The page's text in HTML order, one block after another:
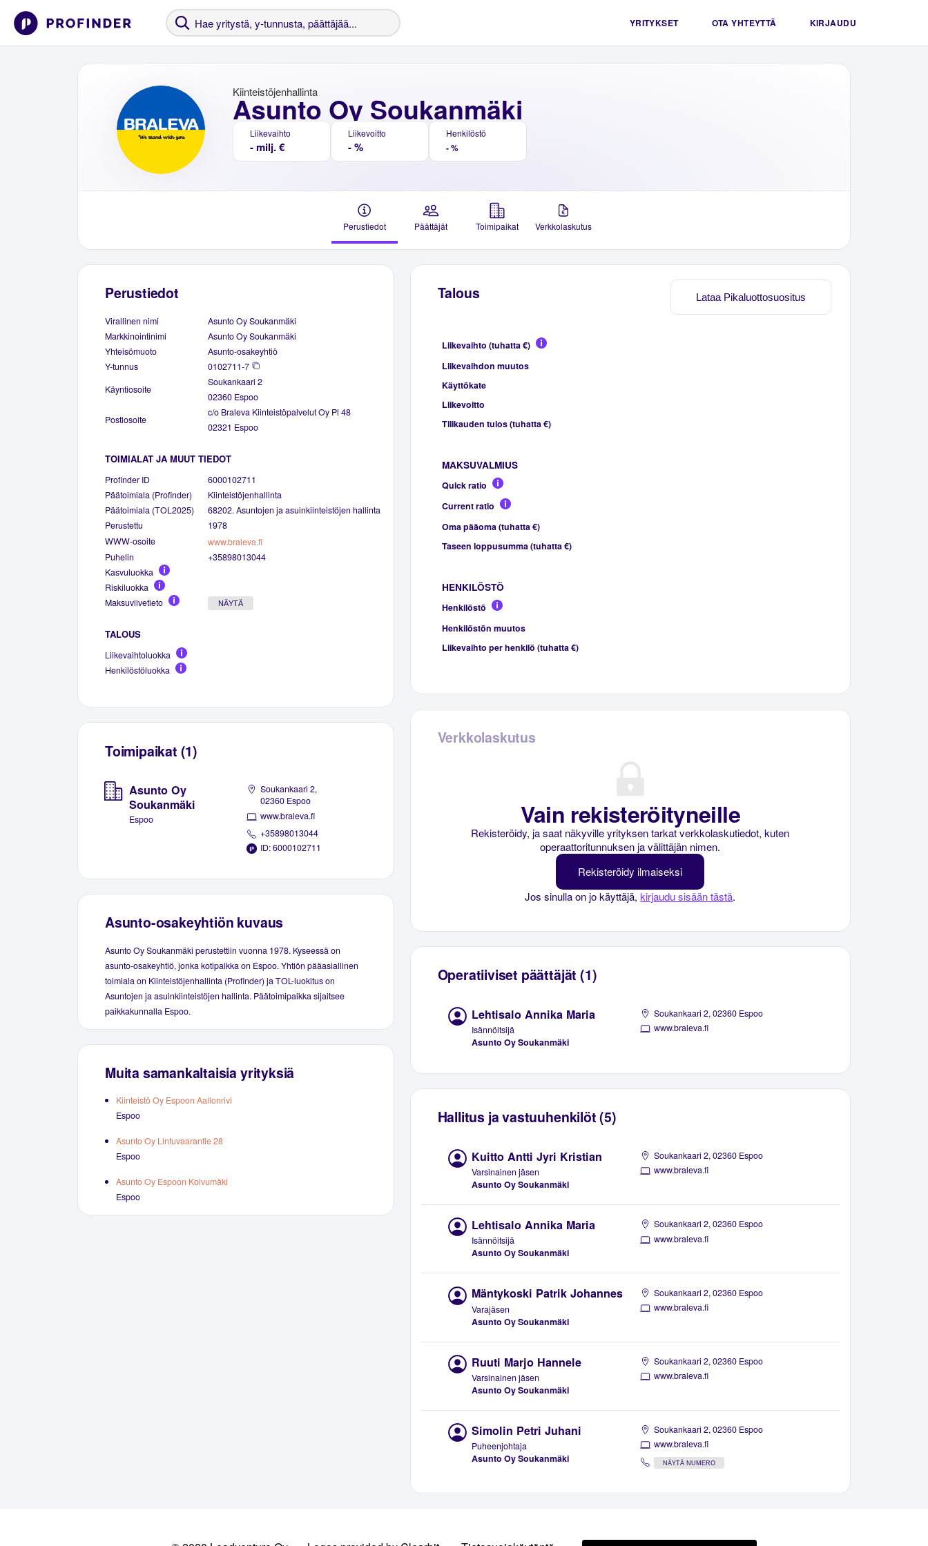
YRITYKSET OTA YHTEYTTÄ KIRJAUDU
Asunto Oy Soukanmäki
Kiinteistöjenhallinta
Liikevaihto
- milj. €
Liikevoitto
- %
Henkilöstö
- %
Perustiedot Päättäjät Toimipaikat Verkkolaskutus
Perustiedot
Virallinen nimi
Asunto Oy Soukanmäki
Markkinointinimi
Asunto Oy Soukanmäki
Yhteisömuoto
Asunto-osakeyhtiö
Y-tunnus
0102711-7
Käyntiosoite
Soukankaari 2
02360 Espoo
Postiosoite
c/o Braleva Kiinteistöpalvelut Oy Pl 48
02321 Espoo
TOIMIALAT JA MUUT TIEDOT
Profinder ID
6000102711
Päätoimiala (Profinder)
Kiinteistöjenhallinta
Päätoimiala (TOL2025)
68202. Asuntojen ja asuinkiinteistöjen hallinta
Perustettu
1978
WWW-osoite
www.braleva.fi
Puhelin
+35898013044
Kasvuluokka
Riskiluokka
Maksuviivetieto
NÄYTÄ
TALOUS
Liikevaihtoluokka
Henkilöstöluokka
Toimipaikat (1)
Asunto Oy
Soukanmäki
Espoo
Soukankaari 2,
02360 Espoo
www.braleva.fi
+35898013044
ID: 6000102711
Asunto-osakeyhtiön kuvaus
Asunto Oy Soukanmäki perustettiin vuonna 1978. Kyseessä on
asunto-osakeyhtiö, jonka kotipaikka on Espoo. Yhtiön pääasiallinen
toimiala on Kiinteistöjenhallinta (Profinder) ja TOL-luokitus on
Asuntojen ja asuinkiinteistöjen hallinta. Päätoimipaikka sijaitsee
paikkakunnalla Espoo.
Muita samankaltaisia yrityksiä
Kiinteistö Oy Espoon Aallonrivi
Espoo
Asunto Oy Lintuvaarantie 28
Espoo
Asunto Oy Espoon Koivumäki
Espoo
Lataa Pikaluottosuositus
Talous
Liikevaihto (tuhatta €)
Liikevaihdon muutos
Käyttökate
Liikevoitto
Tilikauden tulos (tuhatta €)
MAKSUVALMIUS
Quick ratio
Current ratio
Oma pääoma (tuhatta €)
Taseen loppusumma (tuhatta €)
HENKILÖSTÖ
Henkilöstö
Henkilöstön muutos
Liikevaihto per henkilö (tuhatta €)
Verkkolaskutus
Vain rekisteröityneille
Rekisteröidy, ja saat näkyville yrityksen tarkat verkkolaskutiedot, kuten
operaattoritunnuksen ja välittäjän nimen.
Rekisteröidy ilmaiseksi
Jos sinulla on jo käyttäjä,kirjaudu sisään tästä.
Operatiiviset päättäjät (1)
Lehtisalo Annika Maria
Isännöitsijä
Asunto Oy Soukanmäki
Soukankaari 2, 02360 Espoo
www.braleva.fi
Hallitus ja vastuuhenkilöt (5)
Kuitto Antti Jyri Kristian
Varsinainen jäsen
Asunto Oy Soukanmäki
Soukankaari 2, 02360 Espoo
www.braleva.fi
Lehtisalo Annika Maria
Isännöitsijä
Asunto Oy Soukanmäki
Soukankaari 2, 02360 Espoo
www.braleva.fi
Mäntykoski Patrik Johannes
Varajäsen
Asunto Oy Soukanmäki
Soukankaari 2, 02360 Espoo
www.braleva.fi
Ruuti Marjo Hannele
Varsinainen jäsen
Asunto Oy Soukanmäki
Soukankaari 2, 02360 Espoo
www.braleva.fi
Simolin Petri Juhani
Puheenjohtaja
Asunto Oy Soukanmäki
Soukankaari 2, 02360 Espoo
www.braleva.fi
NÄYTÄ NUMERO